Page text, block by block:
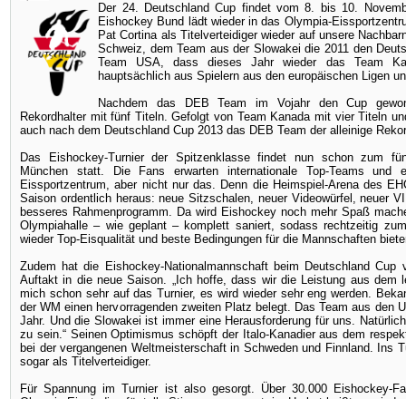
Der 24. Deutschland Cup findet vom 8. bis 10.
Eishockey Bund lädt wieder in das Olympia-
Pat Cortina als Titelverteidiger wieder auf unsere
Schweiz, dem Team aus der Slowakei die 2011 den
Team USA, dass dieses Jahr wieder das Team
hauptsächlich aus Spielern aus den europäischen Ligen
Nachdem das DEB Team im Vojahr den Cup
Rekordhalter mit fünf Titeln. Gefolgt von Team Kanada mit vier Titeln
auch nach dem Deutschland Cup 2013 das DEB Team der alleinige
Das Eishockey-Turnier der Spitzenklasse findet nun schon zum
München statt. Die Fans erwarten internationale Top-Teams und
Eissportzentrum, aber nicht nur das. Denn die Heimspiel-Arena des
Saison ordentlich heraus: neue Sitzschalen, neuer Videowürfel, neuer
besseres Rahmenprogramm. Da wird Eishockey noch mehr Spaß
Olympiahalle – wie geplant – komplett saniert, sodass rechtzeitig
wieder Top-Eisqualität und beste Bedingungen für die Mannschaften
Zudem hat die Eishockey-Nationalmannschaft beim Deutschland
Auftakt in die neue Saison. „Ich hoffe, dass wir die Leistung aus dem
mich schon sehr auf das Turnier, es wird wieder sehr eng werden.
der WM einen hervorragenden zweiten Platz belegt. Das Team aus den
Jahr. Und die Slowakei ist immer eine Herausforderung für uns.
zu sein.“ Seinen Optimismus schöpft der Italo-Kanadier aus dem
bei der vergangenen Weltmeisterschaft in Schweden und Finnland. Ins
sogar als Titelverteidiger.
Für Spannung im Turnier ist also gesorgt. Über 30.000 Eishockey-